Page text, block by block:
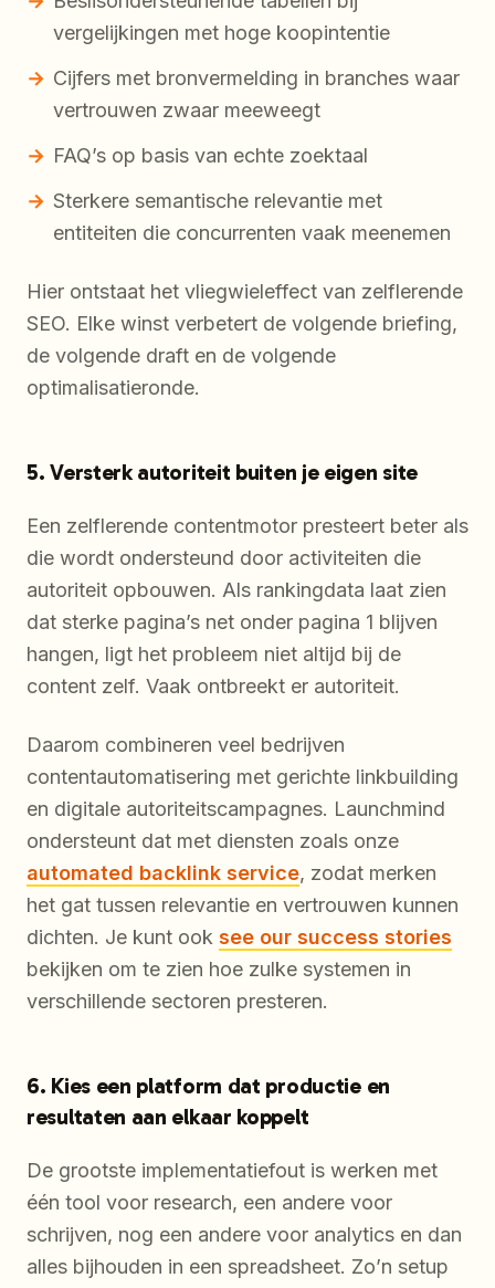
vergelijkingen met hoge koopintentie
Cijfers met bronvermelding in branches waar
vertrouwen zwaar meeweegt
FAQ’s op basis van echte zoektaal
Sterkere semantische relevantie met
entiteiten die concurrenten vaak meenemen
Hier ontstaat het vliegwieleffect van zelflerende
SEO. Elke winst verbetert de volgende briefing,
de volgende draft en de volgende
optimalisatieronde.
5. Versterk autoriteit buiten je eigen site
Een zelflerende contentmotor presteert beter als
die wordt ondersteund door activiteiten die
autoriteit opbouwen. Als rankingdata laat zien
dat sterke pagina’s net onder pagina 1 blijven
hangen, ligt het probleem niet altijd bij de
content zelf. Vaak ontbreekt er autoriteit.
Daarom combineren veel bedrijven
contentautomatisering met gerichte linkbuilding
en digitale autoriteitscampagnes. Launchmind
ondersteunt dat met diensten zoals onze
automated backlink service, zodat merken
het gat tussen relevantie en vertrouwen kunnen
dichten. Je kunt ook see our success stories
bekijken om te zien hoe zulke systemen in
verschillende sectoren presteren.
6. Kies een platform dat productie en
resultaten aan elkaar koppelt
De grootste implementatiefout is werken met
één tool voor research, een andere voor
schrijven, nog een andere voor analytics en dan
alles bijhouden in een spreadsheet. Zo’n setup